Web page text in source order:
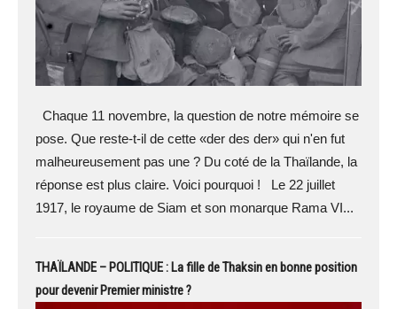
Chaque 11 novembre, la question de notre mémoire se
pose. Que reste-t-il de cette «der des der» qui n'en fut
malheureusement pas une ? Du coté de la Thaïlande, la
réponse est plus claire. Voici pourquoi ! Le 22 juillet
1917, le royaume de Siam et son monarque Rama VI...
THAÏLANDE – POLITIQUE : La fille de Thaksin en bonne position
pour devenir Premier ministre ?